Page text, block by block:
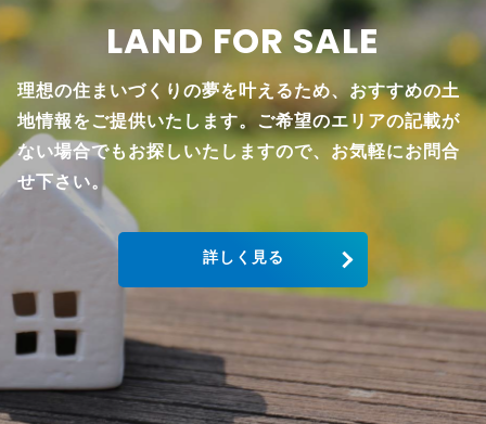
LAND FOR SALE
理想の住まいづくりの夢を叶えるため、おすすめの土
地情報をご提供いたします。ご希望のエリアの記載が
ない場合でもお探しいたしますので、お気軽にお問合
せ下さい。
詳しく見る